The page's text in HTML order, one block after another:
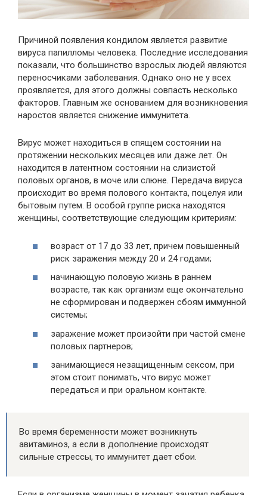
Причиной появления кондилом является развитие
вируса папилломы человека. Последние исследования
показали, что большинство взрослых людей являются
переносчиками заболевания. Однако оно не у всех
проявляется, для этого должны совпасть несколько
факторов. Главным же основанием для возникновения
наростов является снижение иммунитета.
Вирус может находиться в спящем состоянии на
протяжении нескольких месяцев или даже лет. Он
находится в латентном состоянии на слизистой
половых органов, в моче или слюне. Передача вируса
происходит во время полового контакта, поцелуя или
бытовым путем. В особой группе риска находятся
женщины, соответствующие следующим критериям:
возраст от 17 до 33 лет, причем повышенный
риск заражения между 20 и 24 годами;
начинающую половую жизнь в раннем
возрасте, так как организм еще окончательно
не сформирован и подвержен сбоям иммунной
системы;
заражение может произойти при частой смене
половых партнеров;
занимающиеся незащищенным сексом, при
этом стоит понимать, что вирус может
передаться и при оральном контакте.
Во время беременности может возникнуть
авитаминоз, а если в дополнение происходят
сильные стрессы, то иммунитет дает сбои.